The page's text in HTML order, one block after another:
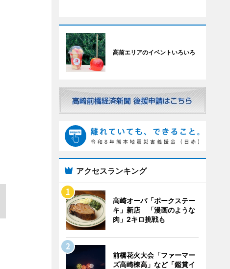
高前エリアのイベントいろいろ
アクセスランキング
高崎オーパ「ポークステー
キ」新店 「漫画のような
肉」2キロ挑戦も
前橋花火大会「ファーマー
ズ高崎棟高」など「鑑賞イ